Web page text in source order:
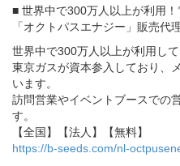
■ 世界中で300万人以上が利用
「オクトパスエナジー」販売代
世界中で300万人以上が利用して
東京ガスが資本参入しており、
います。
訪問営業やイベントブースでの
す。
【全国】【法人】【無料】
https://b-seeds.com/nl-